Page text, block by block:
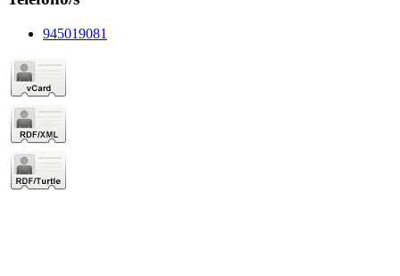
945019081